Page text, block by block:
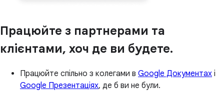
Працюйте з партнерами та
клієнтами, хоч де ви будете.
Працюйте спільно з колегами в Google Документах і
Google Презентаціях, де б ви не були.